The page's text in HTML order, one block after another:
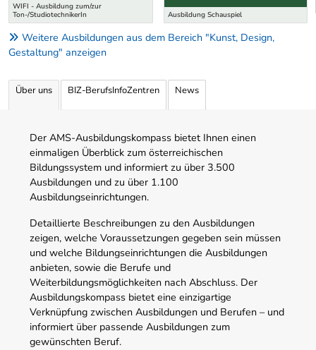
WIFI - Ausbildung zum/zur
Ton-/StudiotechnikerIn
Ausbildung Schauspiel
Weitere Ausbildungen aus dem Bereich "Kunst, Design,
Gestaltung" anzeigen
Über uns BIZ-BerufsInfoZentren News
Der AMS-Ausbildungskompass bietet Ihnen einen
einmaligen Überblick zum österreichischen
Bildungssystem und informiert zu über 3.500
Ausbildungen und zu über 1.100
Ausbildungseinrichtungen.
Detaillierte Beschreibungen zu den Ausbildungen
zeigen, welche Voraussetzungen gegeben sein müssen
und welche Bildungseinrichtungen die Ausbildungen
anbieten, sowie die Berufe und
Weiterbildungsmöglichkeiten nach Abschluss. Der
Ausbildungskompass bietet eine einzigartige
Verknüpfung zwischen Ausbildungen und Berufen – und
informiert über passende Ausbildungen zum
gewünschten Beruf.